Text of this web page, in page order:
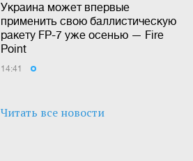
Украина может впервые
применить свою баллистическую
ракету FP-7 уже осенью — Fire
Point
14:41
Читать все новости